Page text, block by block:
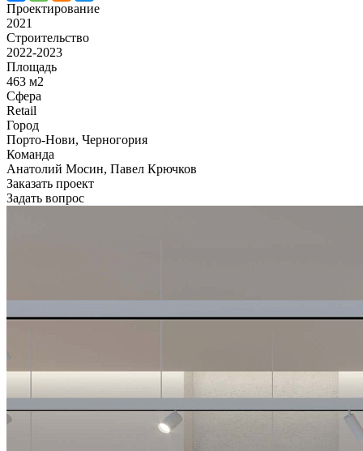
Проектирование
2021
Строительство
2022-2023
Площадь
463 м2
Сфера
Retail
Город
Порто-Нови, Черногория
Команда
Анатолий Мосин, Павел Крючков
Заказать проект
Задать вопрос